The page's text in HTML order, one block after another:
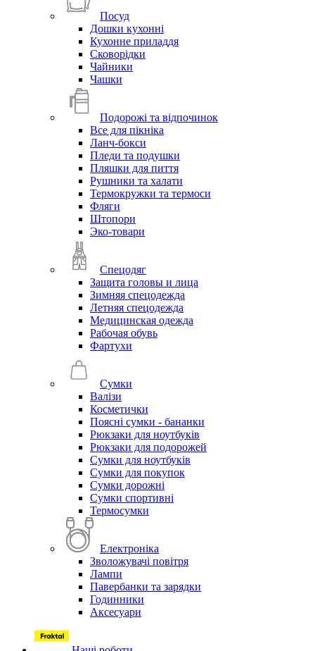
Посуд
Дошки кухонні
Кухонне приладдя
Сковорідки
Чайники
Чашки
Подорожі та відпочинок
Все для пікніка
Ланч-бокси
Пледи та подушки
Пляшки для пиття
Рушники та халати
Термокружки та термоси
Фляги
Штопори
Эко-товари
Спецодяг
Защита головы и лица
Зимняя спецодежда
Летняя спецодежда
Медицинская одежда
Рабочая обувь
Фартухи
Сумки
Валізи
Косметички
Поясні сумки - бананки
Рюкзаки для ноутбуків
Рюкзаки для подорожей
Сумки для ноутбуків
Сумки для покупок
Сумки дорожні
Сумки спортивні
Термосумки
Електроніка
Зволожувачі повітря
Лампи
Павербанки та зарядки
Годинники
Аксесуари